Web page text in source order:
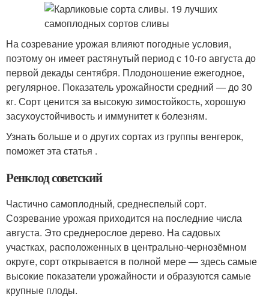
На созревание урожая влияют погодные условия,
поэтому он имеет растянутый период с 10-го августа до
первой декады сентября. Плодоношение ежегодное,
регулярное. Показатель урожайности средний — до 30
кг. Сорт ценится за высокую зимостойкость, хорошую
засухоустойчивость и иммунитет к болезням.
Узнать больше и о других сортах из группы венгерок,
поможет эта статья .
Ренклод советский
Частично самоплодный, среднеспелый сорт.
Созревание урожая приходится на последние числа
августа. Это среднерослое дерево. На садовых
участках, расположенных в центрально-чернозёмном
округе, сорт открывается в полной мере — здесь самые
высокие показатели урожайности и образуются самые
крупные плоды.